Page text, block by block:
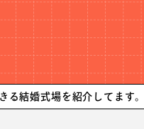
を紹介してます。サプライ